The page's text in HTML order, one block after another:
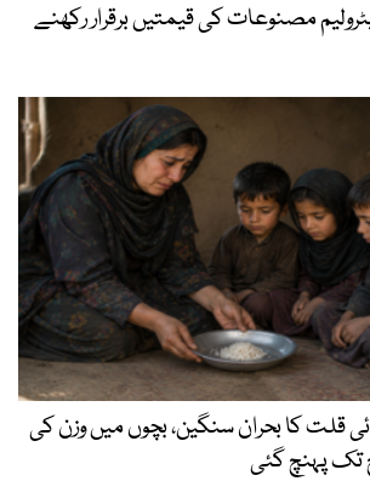
مصنوعات کی قیمتیں برقرار رکھنے
قلت کا بحران سنگین، بچوں میں وزن کی
پہنچ گئی